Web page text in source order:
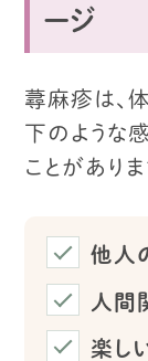
ージ
蕁麻疹は、
下のような
ことがありま
他人
人間
楽し